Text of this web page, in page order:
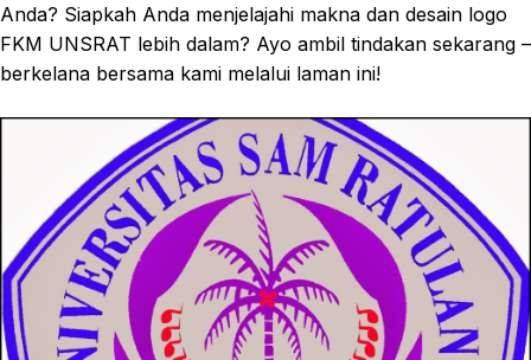
Anda? Siapkah Anda menjelajahi makna dan desain logo
FKM UNSRAT lebih dalam? Ayo ambil tindakan sekarang –
berkelana bersama kami melalui laman ini!